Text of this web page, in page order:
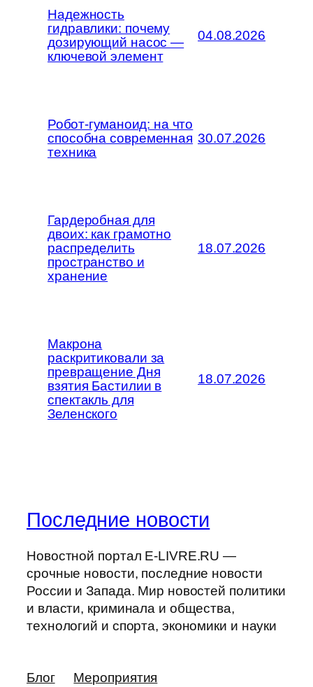
Надежность
гидравлики: почему
дозирующий насос —
ключевой элемент
04.08.2026
Робот-гуманоид: на что
способна современная
техника
30.07.2026
Гардеробная для
двоих: как грамотно
распределить
пространство и
хранение
18.07.2026
Макрона
раскритиковали за
превращение Дня
взятия Бастилии в
спектакль для
Зеленского
18.07.2026
Последние новости
Новостной портал E-LIVRE.RU —
срочные новости, последние новости
России и Запада. Мир новостей политики
и власти, криминала и общества,
технологий и спорта, экономики и науки
Блог Мероприятия